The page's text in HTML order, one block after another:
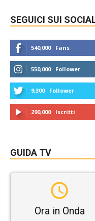
SEGUICI SUI
540,000 Fans
550,000 Follower
9,300 Follower
290,000 Iscritti
GUIDA TV
Ora in Onda